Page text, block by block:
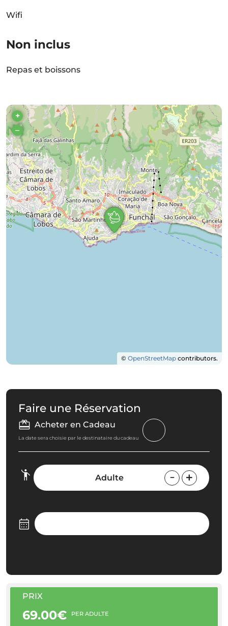
Wifi
Non inclus
Repas et boissons
+
–
© OpenStreetMap contributors.
Faire une Réservation
Acheter en Cadeau
La date sera choisie par le destinataire du cadeau
Adulte
PRIX
69.00€ PER ADULTE